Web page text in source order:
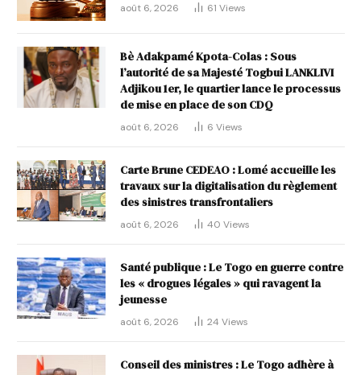
août 6, 2026 61 Views
Bè Adakpamé Kpota-Colas : Sous
l’autorité de sa Majesté Togbui LANKLIVI
Adjikou 1er, le quartier lance le processus
de mise en place de son CDQ
août 6, 2026 6 Views
Carte Brune CEDEAO : Lomé accueille les
travaux sur la digitalisation du règlement
des sinistres transfrontaliers
août 6, 2026 40 Views
Santé publique : Le Togo en guerre contre
les « drogues légales » qui ravagent la
jeunesse
août 6, 2026 24 Views
Conseil des ministres : Le Togo adhère à